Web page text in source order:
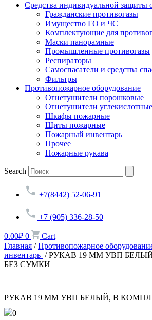
Средства индивидуальной защиты
Гражданские противогазы
Имущество ГО и ЧС
Комплектующие для
Маски панорамные
Промышленные противогазы
Респираторы
Самоспасатели и средства
Фильтры
Противопожарное оборудование
Огнетушители порошковые
Огнетушители углекислотные
Шкафы пожарные
Щиты пожарные
Пожарный инвентарь
Прочее
Пожарные рукава
Search
+7(8442) 52-06-91
+7 (905) 336-28-50
0.00₽ 0
Cart
Главная /Противопожарное
инвентарь / РУКАВ 19 ММ УВП
БЕЗ СУМКИ
РУКАВ 19 ММ УВП БЕЛЫЙ, В
0